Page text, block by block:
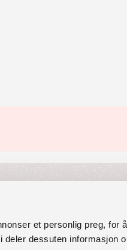
et personlig preg, for
dessuten informasjon